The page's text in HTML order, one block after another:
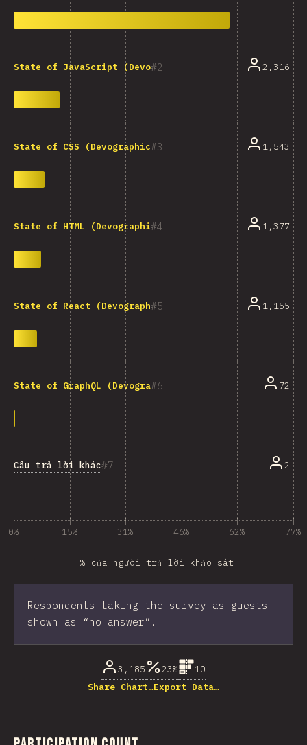
2
State of JavaScript (Devographics) 2,316
3
State of CSS (Devographics) 1,543
4
State of HTML (Devographics) 1,377
5
State of React (Devographics) 1,155
6
State of GraphQL (Devographics) 72
7
Câu trả lời khác 2
0% 15% 31% 46% 62% 77%
% của người trả lời khảo sát
Respondents taking the survey as guests
shown as “no answer”.
3,185 23%
10
Share Chart…Export Data…